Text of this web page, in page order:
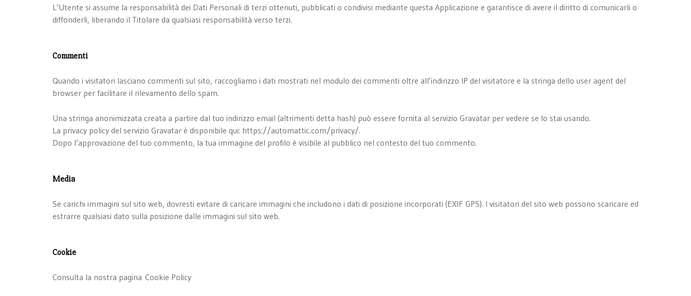
L’Utente si assume la responsabilità dei Dati Personali di terzi ottenuti, pubblicati o condivisi mediante questa Applicazione e garantisce di avere il diritto di comunicarli o
diffonderli, liberando il Titolare da qualsiasi responsabilità verso terzi.
Commenti
Quando i visitatori lasciano commenti sul sito, raccogliamo i dati mostrati nel modulo dei commenti oltre all’indirizzo IP del visitatore e la stringa dello user agent del
browser per facilitare il rilevamento dello spam.
Una stringa anonimizzata creata a partire dal tuo indirizzo email (altrimenti detta hash) può essere fornita al servizio Gravatar per vedere se lo stai usando.
La privacy policy del servizio Gravatar è disponibile qui: https://automattic.com/privacy/.
Dopo l’approvazione del tuo commento, la tua immagine del profilo è visibile al pubblico nel contesto del tuo commento.
Media
Se carichi immagini sul sito web, dovresti evitare di caricare immagini che includono i dati di posizione incorporati (EXIF GPS). I visitatori del sito web possono scaricare ed
estrarre qualsiasi dato sulla posizione dalle immagini sul sito web.
Cookie
Consulta la nostra pagina Cookie Policy